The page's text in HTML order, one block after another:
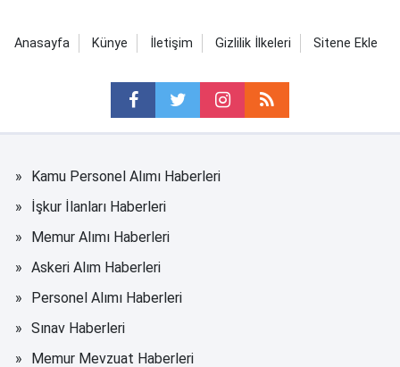
Anasayfa Künye İletişim Gizlilik İlkeleri Sitene Ekle
Kamu Personel Alımı Haberleri
İşkur İlanları Haberleri
Memur Alımı Haberleri
Askeri Alım Haberleri
Personel Alımı Haberleri
Sınav Haberleri
Memur Mevzuat Haberleri